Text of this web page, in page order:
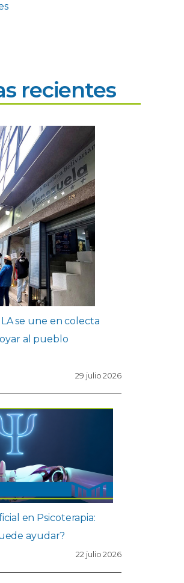
recientes
se une en colecta
al pueblo
29 julio 2026
en Psicoterapia:
ayudar?
22 julio 2026